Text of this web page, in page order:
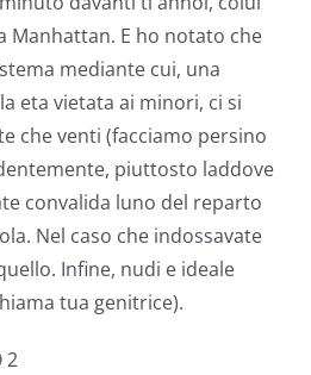
Manhattan. E ho notato che
mediante cui, una
eta vietata ai minori, ci si
che venti (facciamo persino
piuttosto laddove
convalida luno del reparto
Nel caso che indossavate
Infine, nudi e ideale
tua genitrice).
2